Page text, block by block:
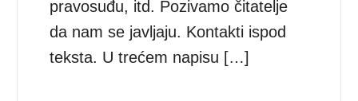
pravosuđu, itd. Pozivamo čitatelje
da nam se javljaju. Kontakti ispod
teksta. U trećem napisu […]